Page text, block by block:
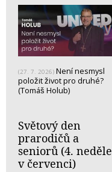
(27. 7. 2026) Není nesmysl
položit život pro druhé?
(Tomáš Holub)
Světový den
prarodičů a
seniorů (4. neděle
v červenci)